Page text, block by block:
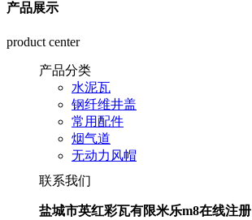
产品展示
product center
产品分类
水泥瓦
钢纤维井盖
常用配件
烟气道
无动力风帽
联系我们
盐城市英红彩瓦有限米乐m8在线注册